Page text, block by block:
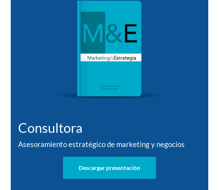
Consultora
Asesoramiento estratégico de marketing y negocios
Descargar presentación